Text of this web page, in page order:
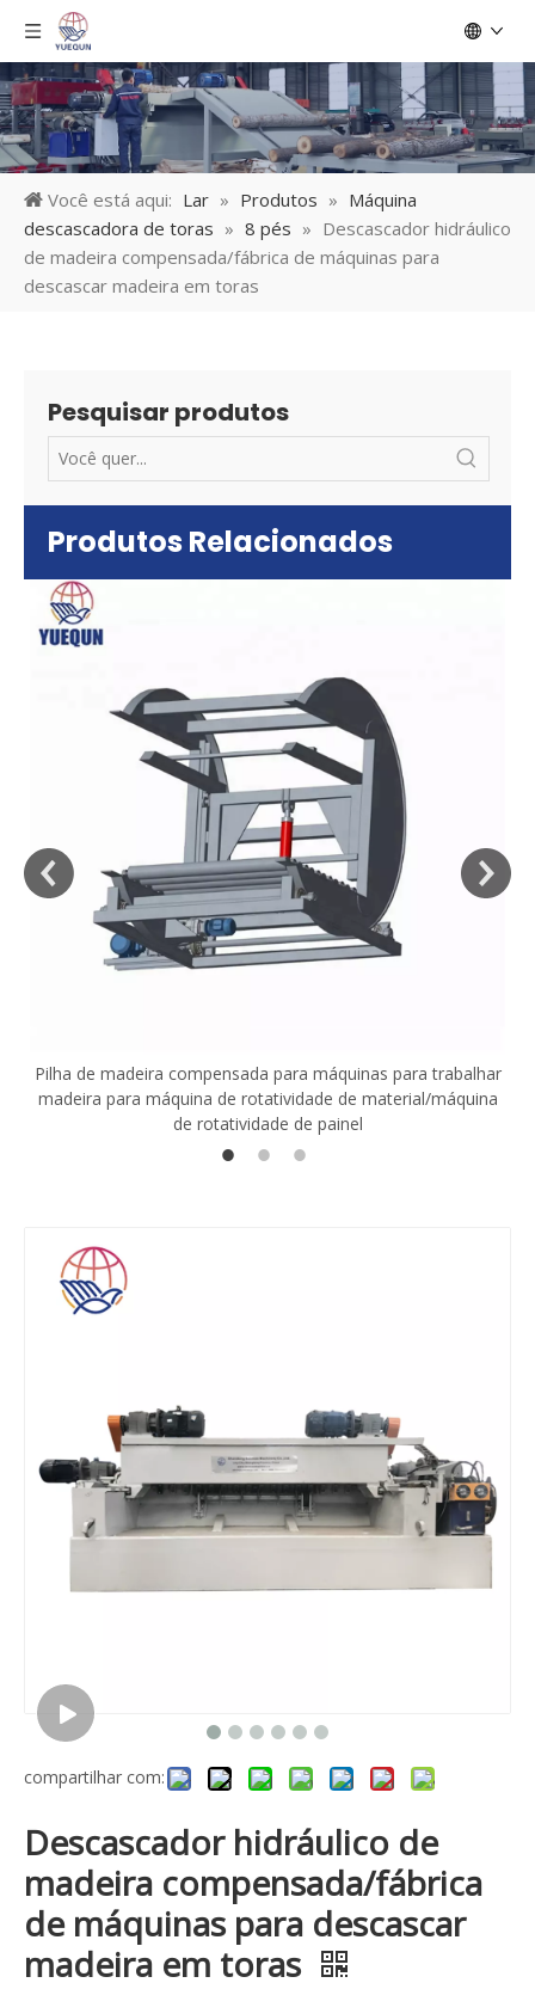
Você está aqui: Lar » Produtos » Máquina
descascadora de toras » 8 pés » Descascador hidráulico
de madeira compensada/fábrica de máquinas para
descascar madeira em toras
Pesquisar produtos
Produtos Relacionados
Pilha de madeira compensada para máquinas para trabalhar
madeira para máquina de rotatividade de material/máquina
de rotatividade de painel
compartilhar com:
Descascador hidráulico de
madeira compensada/fábrica
de máquinas para descascar
madeira em toras